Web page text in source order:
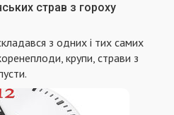
страв з гороху
з одних і тих самих
крупи, страви з